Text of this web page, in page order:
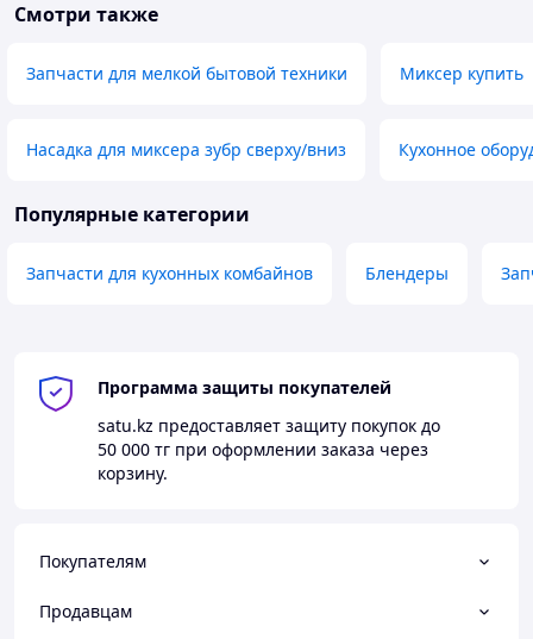
Смотри также
Запчасти для мелкой бытовой техники Миксер купить
Насадка для миксера зубр сверху/вниз Кухонное
Популярные категории
Запчасти для кухонных комбайнов Блендеры
Программа защиты покупателей
satu.kz предоставляет защиту покупок до
50 000 тг при оформлении заказа через
корзину.
Покупателям
Продавцам